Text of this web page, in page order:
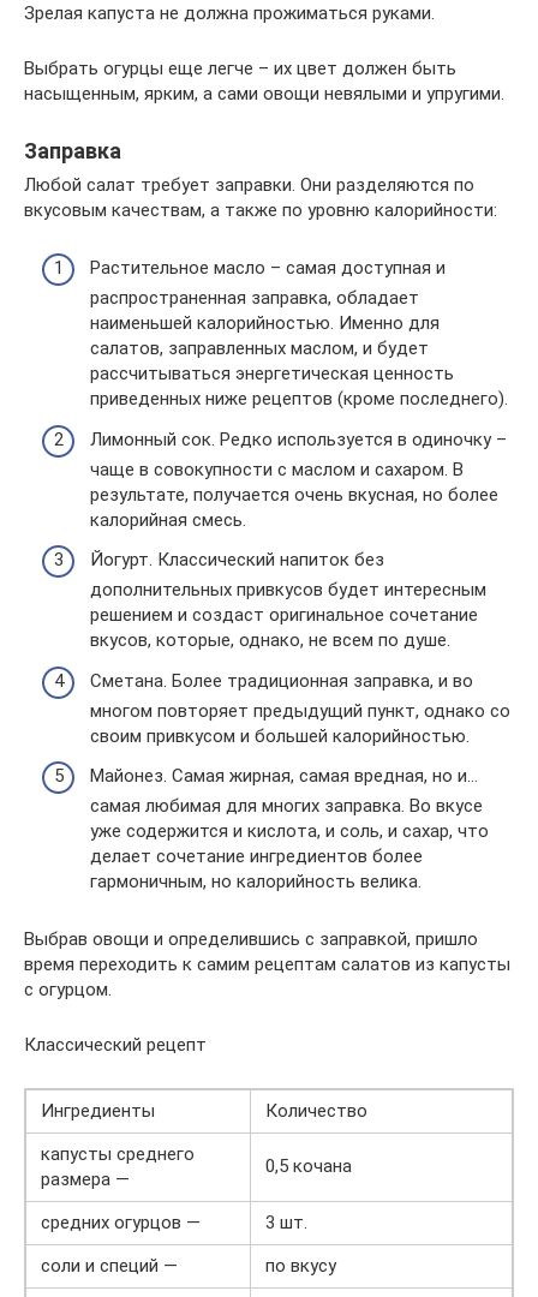
Зрелая капуста не должна прожиматься руками.
Выбрать огурцы еще легче – их цвет должен быть
насыщенным, ярким, а сами овощи невялыми и упругими.
Заправка
Любой салат требует заправки. Они разделяются по
вкусовым качествам, а также по уровню калорийности:
Растительное масло – самая доступная и
распространенная заправка, обладает
наименьшей калорийностью. Именно для
салатов, заправленных маслом, и будет
рассчитываться энергетическая ценность
приведенных ниже рецептов (кроме последнего).
Лимонный сок. Редко используется в одиночку –
чаще в совокупности с маслом и сахаром. В
результате, получается очень вкусная, но более
калорийная смесь.
Йогурт. Классический напиток без
дополнительных привкусов будет интересным
решением и создаст оригинальное сочетание
вкусов, которые, однако, не всем по душе.
Сметана. Более традиционная заправка, и во
многом повторяет предыдущий пункт, однако со
своим привкусом и большей калорийностью.
Майонез. Самая жирная, самая вредная, но и…
самая любимая для многих заправка. Во вкусе
уже содержится и кислота, и соль, и сахар, что
делает сочетание ингредиентов более
гармоничным, но калорийность велика.
Выбрав овощи и определившись с заправкой, пришло
время переходить к самим рецептам салатов из капусты
с огурцом.
Классический рецепт
Ингредиенты
Количество
капусты среднего
размера —
0,5 кочана
средних огурцов —
3 шт.
соли и специй —
по вкусу